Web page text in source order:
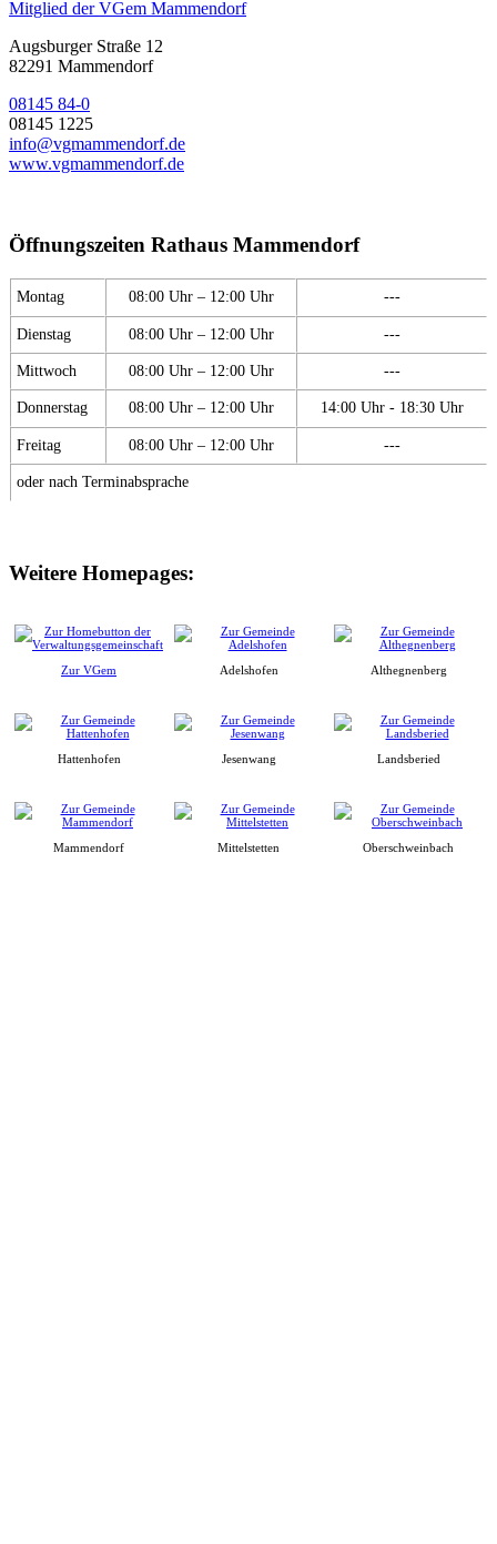
Mitglied der VGem Mammendorf
Augsburger Straße 12
82291 Mammendorf
08145 84-0
08145 1225
info@vgmammendorf.de
www.vgmammendorf.de
Öffnungszeiten Rathaus Mammendorf
Montag 08:00 Uhr – 12:00 Uhr ---
Dienstag 08:00 Uhr – 12:00 Uhr ---
Mittwoch 08:00 Uhr – 12:00 Uhr ---
Donnerstag 08:00 Uhr – 12:00 Uhr 14:00 Uhr - 18:30 Uhr
Freitag 08:00 Uhr – 12:00 Uhr ---
oder nach Terminabsprache
Weitere Homepages:
Zur VGem Adelshofen Althegnenberg
Hattenhofen Jesenwang Landsberied
Mammendorf Mittelstetten Oberschweinbach